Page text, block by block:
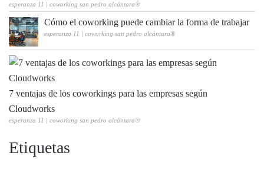
esperanza 11 | coworking san pedro alcántara®
Cómo el coworking puede cambiar la forma de trabajar
esperanza 11 | coworking san pedro alcántara®
7 ventajas de los coworkings para las empresas según
Cloudworks
esperanza 11 | coworking san pedro alcántara®
Etiquetas